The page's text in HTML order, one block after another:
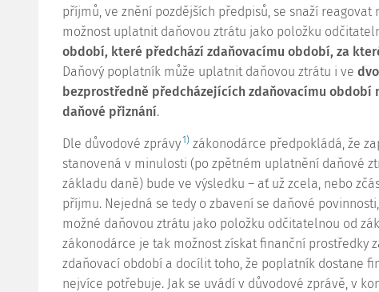
příjmů, ve znění pozdějších předpisů, se snaží
možnost uplatnit daňovou ztrátu jako položku
období, které předchází zdaňovacímu období, za
Daňový poplatník může uplatnit daňovou ztrátu i ve
bezprostředně předcházejících zdaňovacímu období
daňové přiznání.
Dle důvodové zprávy1) zákonodárce předpokládá, že
stanovená v minulosti (po zpětném uplatnění daňové
základu daně) bude ve výsledku – ať už zcela, nebo
příjmu. Nejedná se tedy o zbavení se daňové
možné daňovou ztrátu jako položku odčitatelnou od
zákonodárce je tak možnost získat finanční prostředky
zdaňovací období a docílit toho, že poplatník dostane
nejvíce potřebuje. Jak se uvádí v důvodové zprávě, v